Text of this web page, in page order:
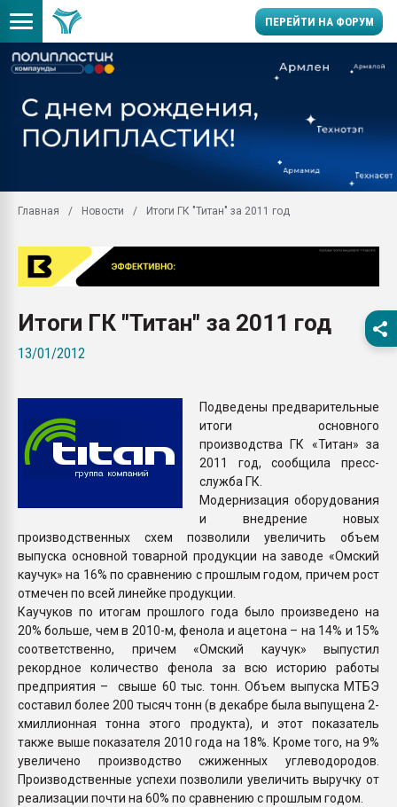
ПЕРЕЙТИ НА ФОРУМ
заводу пластмасс"
Помощь в подборе
Вакуум-формовочные
первый план в
пластмасс
Всё, что касается
Главная Новости Итоги ГК "Титан" за 2011 год
Итоги ГК "Титан" за 2011 год
13/01/2012
Подведены предварительные
итоги основного
производства ГК «Титан» за
2011 год, сообщила пресс-
служба ГК.
Модернизация оборудования
и внедрение новых
производственных схем позволили увеличить объем
выпуска основной товарной продукции на заводе «Омский
каучук» на 16% по сравнению с прошлым годом, причем рост
отмечен по всей линейке продукции.
Каучуков по итогам прошлого года было произведено на
20% больше, чем в 2010-м, фенола и ацетона – на 14% и 15%
соответственно, причем «Омский каучук» выпустил
рекордное количество фенола за всю историю работы
предприятия – свыше 60 тыс. тонн. Объем выпуска МТБЭ
составил более 200 тысяч тонн (в декабре была выпущена 2-
хмиллионная тонна этого продукта), и этот показатель
также выше показателя 2010 года на 18%. Кроме того, на 9%
увеличено производство сжиженных углеводородов.
Производственные успехи позволили увеличить выручку от
реализации почти на 60% по сравнению с прошлым годом.